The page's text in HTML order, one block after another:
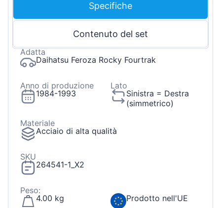
Specifiche
Contenuto del set
Adatta
Daihatsu Feroza Rocky Fourtrak
Anno di produzione
1984-1993
Lato
Sinistra = Destra
(simmetrico)
Materiale
Acciaio di alta qualità
SKU
264541-1_X2
Peso:
4.00 kg
Prodotto nell'UE